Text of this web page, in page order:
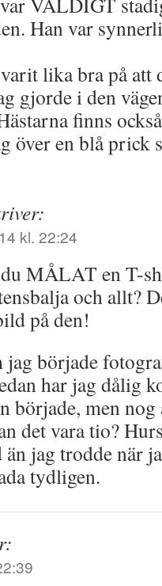
Han var
lika bra på
gjorde i den
finns
över en blå prick
kl. 22:24
MÅLAT en T-
och allt?
på den!
började
har jag dålig
började, men
det vara tio?
jag trodde när
tydligen.